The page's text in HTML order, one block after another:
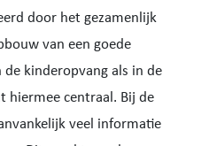
door het gezamenlijk
van een goede
kinderopvang als in de
hiermee centraal. Bij de
veel informatie